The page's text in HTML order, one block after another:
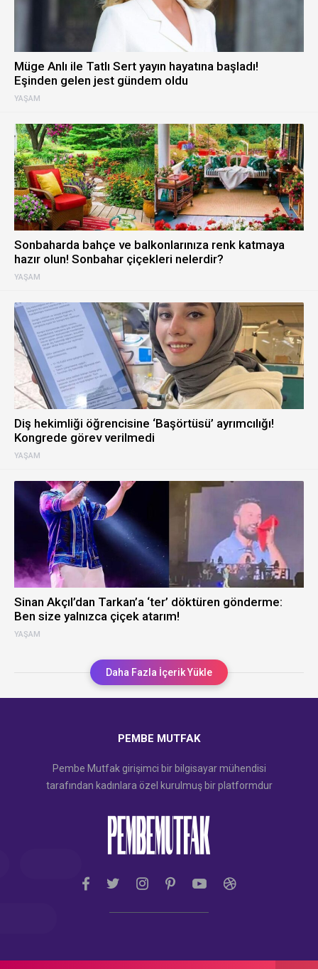
YAŞAM
Müge Anlı ile Tatlı Sert yayın hayatına başladı!
Eşinden gelen jest gündem oldu
YAŞAM
Sonbaharda bahçe ve balkonlarınıza renk katmaya
hazır olun! Sonbahar çiçekleri nelerdir?
YAŞAM
Diş hekimliği öğrencisine ‘Başörtüsü’ ayrımcılığı!
Kongrede görev verilmedi
YAŞAM
Sinan Akçıl’dan Tarkan’a ‘ter’ döktüren gönderme:
Ben size yalnızca çiçek atarım!
Daha Fazla İçerik Yükle
PEMBE MUTFAK
Pembe Mutfak girişimci bir bilgisayar mühendisi
tarafından kadınlara özel kurulmuş bir platformdur